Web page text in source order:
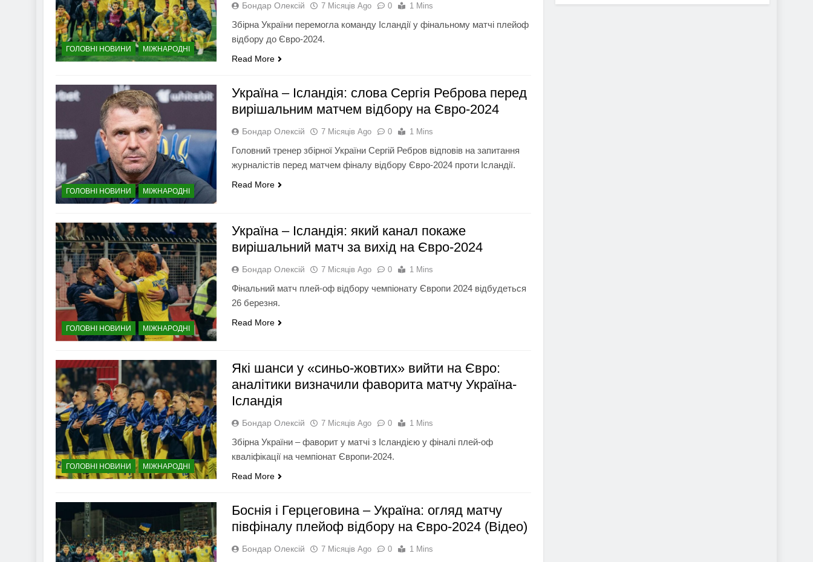
ГОЛОВНІ НОВИНИ МІЖНАРОДНІ
Бондар Олексій 7 Місяців Ago 0 1 Mins
Збірна України перемогла команду Ісландії у фінальному матчі плейоф
відбору до Євро-2024.
Read More
ГОЛОВНІ НОВИНИ МІЖНАРОДНІ
Україна – Ісландія: слова Сергія Реброва перед
вирішальним матчем відбору на Євро-2024
Бондар Олексій 7 Місяців Ago 0 1 Mins
Головний тренер збірної України Сергій Ребров відповів на запитання
журналістів перед матчем фіналу відбору Євро-2024 проти Ісландії.
Read More
ГОЛОВНІ НОВИНИ МІЖНАРОДНІ
Україна – Ісландія: який канал покаже
вирішальний матч за вихід на Євро-2024
Бондар Олексій 7 Місяців Ago 0 1 Mins
Фінальний матч плей-оф відбору чемпіонату Європи 2024 відбудеться
26 березня.
Read More
ГОЛОВНІ НОВИНИ МІЖНАРОДНІ
Які шанси у «синьо-жовтих» вийти на Євро:
аналітики визначили фаворита матчу Україна-
Ісландія
Бондар Олексій 7 Місяців Ago 0 1 Mins
Збірна України – фаворит у матчі з Ісландією у фіналі плей-оф
кваліфікації на чемпіонат Європи-2024.
Read More
Боснія і Герцеговина – Україна: огляд матчу
півфіналу плейоф відбору на Євро-2024 (Відео)
Бондар Олексій 7 Місяців Ago 0 1 Mins